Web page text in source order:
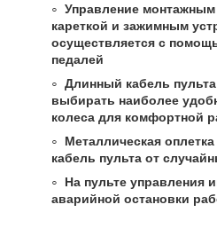
Управление монтажным
кареткой и зажимным
осуществляется с
педалей
Длинный кабель
выбирать наиболее
колеса для комфортной
Металлическая
кабель пульта от
На пульте управления
аварийной остановки